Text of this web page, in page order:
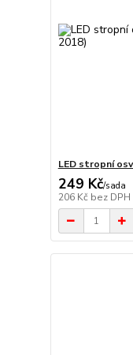
LED stropní
249 Kč/sada
206 Kč bez DPH